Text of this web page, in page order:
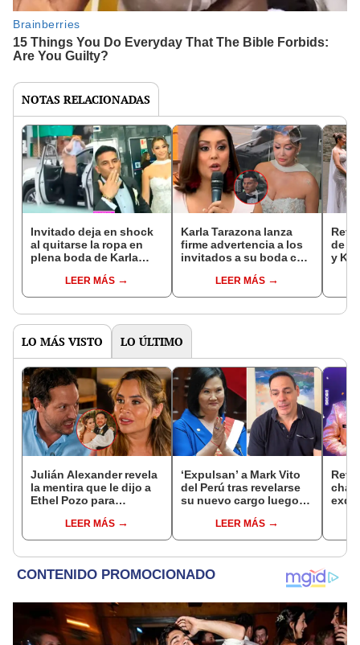
NOTAS RELACIONADAS
Invitado deja en shock
al quitarse la ropa en
plena boda de Karla
Domínguez y
sorprende: "No hubo
LEER MÁS
Karla Tarazona lanza
firme advertencia a los
invitados a su boda con
"Es lo único que les voy
a pedir"
LEER MÁS
de
y
LO MÁS VISTO LO ÚLTIMO
Julián Alexander revela
la mentira que le dijo a
Ethel Pozo para
hubiéramos salido”
LEER MÁS
‘Expulsan’ a Mark Vito
del Perú tras revelarse
su nuevo cargo luego
Keiko Fujimori: “Lo
estoy devolviendo a su
LEER MÁS
te